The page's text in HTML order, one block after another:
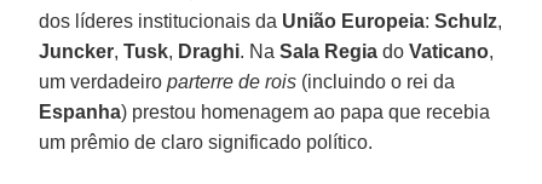
dos líderes institucionais da União Europeia:Schulz,
Juncker,Tusk, Draghi. NaSala Regia doVaticano,
um verdadeiroparterre de rois (incluindo o rei da
Espanha) prestou homenagem ao papa que recebia
um prêmio de claro significado político.